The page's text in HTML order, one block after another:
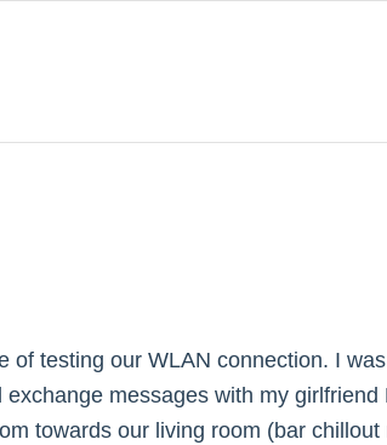
of testing our WLAN connection. I
messages with my girlfriend
towards our living room (bar chillout